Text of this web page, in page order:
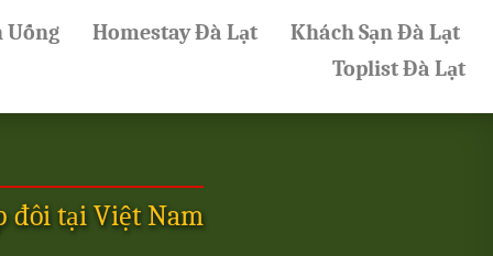
Uống Homestay Đà Lạt
Khách Sạn Đà Lạt
Toplist Đà Lạt
đôi tại Việt Nam